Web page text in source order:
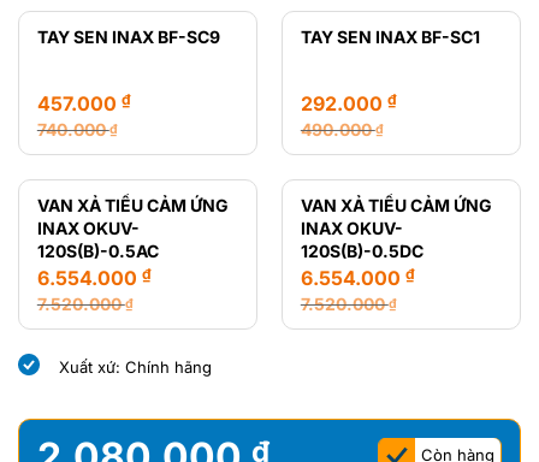
gốc
là:
hiện
tại
gốc
là:
hiện
tại
TAY SEN INAX BF-SC9
740.000₫
Giá
gốc
là:
740.000 ₫.
457.000 ₫
Giá
hiện
tại
là:
457.000 ₫.
TAY SEN INAX BF-SC1
490.000₫
Giá
gốc
là:
490.000 ₫.
292.000 ₫
Giá
hiện
tại
là:
292.000 ₫.
VAN XẢ TIỂU CẢM ỨNG
INAX OKUV-
120S(B)-0.5AC
7.520.000₫
Giá
gốc
là:
6.554.000 ₫
Giá
hiện
tại
6.554.000 ₫.
VAN XẢ TIỂU CẢM ỨNG
INAX OKUV-
120S(B)-0.5DC
7.520.000₫
Giá
6.554.000 ₫
Giá
6.554.000 ₫.
Xuất xứ: Chính hãng
₫
Còn hàng